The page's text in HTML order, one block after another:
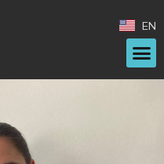
EN